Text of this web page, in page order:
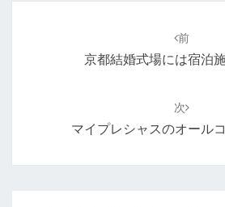
前
京都結婚式場には宿泊
次
マイプレシャスのオール